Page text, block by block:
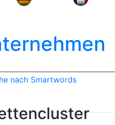
nach Smartwords